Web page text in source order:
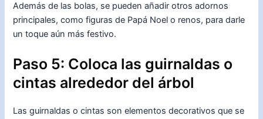
Además de las bolas, se pueden añadir otros adornos
principales, como figuras de Papá Noel o renos, para darle
un toque aún más festivo.
Paso 5: Coloca las guirnaldas o
cintas alrededor del árbol
Las guirnaldas o cintas son elementos decorativos que se